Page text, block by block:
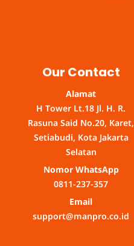
Our Contact
Alamat
H Tower Lt.18 Jl. H. R.
Rasuna Said No.20, Karet,
Setiabudi, Kota Jakarta
Selatan
Nomor WhatsApp
0811-237-357
Email
support@manpro.co.id